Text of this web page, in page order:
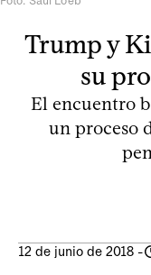
Trump y
su
El encuentro
un proceso
12 de junio de 2018 -